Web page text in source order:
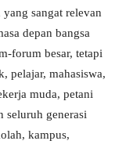
sangat relevan
depan bangsa
forum besar, tetapi
pelajar, mahasiswa,
muda, petani
seluruh generasi
kampus,